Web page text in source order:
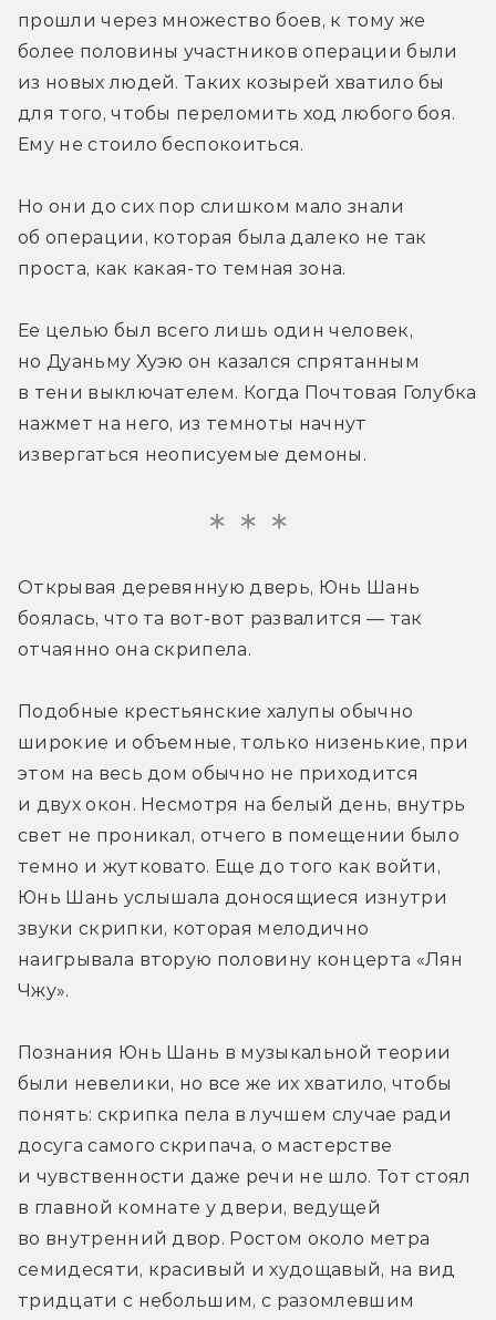
прошли через множество боев, к тому же
более половины участников операции были
из новых людей. Таких козырей хватило бы
для того, чтобы переломить ход любого боя.
Ему не стоило беспокоиться.
Но они до сих пор слишком мало знали
об операции, которая была далеко не так
проста, как какая-то темная зона.
Ее целью был всего лишь один человек,
но Дуаньму Хуэю он казался спрятанным
в тени выключателем. Когда Почтовая Голубка
нажмет на него, из темноты начнут
извергаться неописуемые демоны.
Открывая деревянную дверь, Юнь Шань
боялась, что та вот-вот развалится — так
отчаянно она скрипела.
Подобные крестьянские халупы обычно
широкие и объемные, только низенькие, при
этом на весь дом обычно не приходится
и двух окон. Несмотря на белый день, внутрь
свет не проникал, отчего в помещении было
темно и жутковато. Еще до того как войти,
Юнь Шань услышала доносящиеся изнутри
звуки скрипки, которая мелодично
наигрывала вторую половину концерта «Лян
Чжу».
Познания Юнь Шань в музыкальной теории
были невелики, но все же их хватило, чтобы
понять: скрипка пела в лучшем случае ради
досуга самого скрипача, о мастерстве
и чувственности даже речи не шло. Тот стоял
в главной комнате у двери, ведущей
во внутренний двор. Ростом около метра
семидесяти, красивый и худощавый, на вид
тридцати с небольшим, с разомлевшим